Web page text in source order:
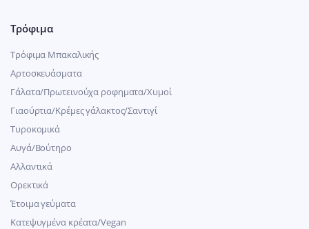
Τρόφιμα
Τρόφιμα Μπακαλικής
Αρτοσκευάσματα
Γάλατα/Πρωτεινούχα ροφηματα/Χυμοί
Γιαούρτια/Κρέμες γάλακτος/Σαντιγί
Τυροκομικά
Αυγά/Βούτηρο
Αλλαντικά
Ορεκτικά
Έτοιμα γεύματα
Κατεψυγμένα κρέατα/Vegan